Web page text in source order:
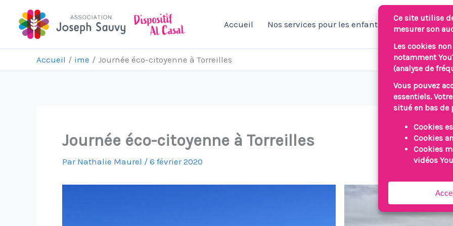
contenu
Accueil Nos services pour les enfants/jeunes
Accueil ime Journée éco-citoyenne à Torreilles
Journée éco-citoyenne à Torreilles
Par Nathalie Maurel / 6 février 2020